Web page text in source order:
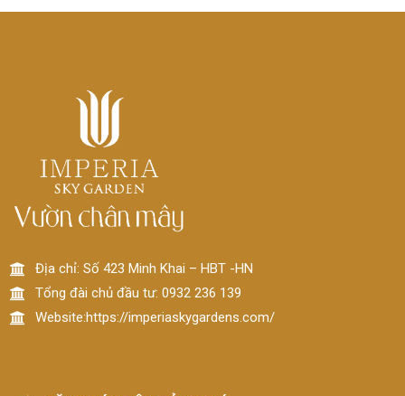
Địa chỉ: Số 423 Minh Khai – HBT -HN
Tổng đài chủ đầu tư: 0932 236 139
Website:https://imperiaskygardens.com/